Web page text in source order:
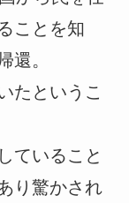
ことを知
還。
たというこ
ていること
り驚かされ